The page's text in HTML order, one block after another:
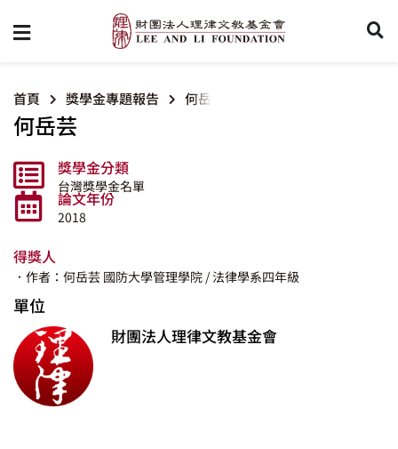
首頁 獎學金專題報告 何岳芸
何岳芸
獎學金分類
台灣獎學金名單
論文年份
2018
得獎人
．作者：何岳芸 國防大學管理學院 / 法律學系四年級
單位
財團法人理律文教基金會